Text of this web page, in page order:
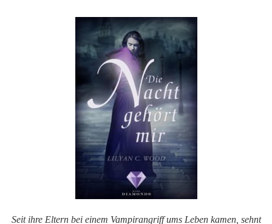
Seit ihre Eltern bei einem Vampirangriff ums Leben kamen, sehnt